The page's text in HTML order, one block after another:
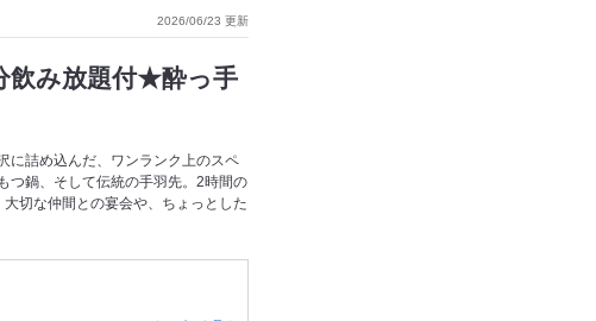
2026/06/23 更新
飲み放題付★酔っ手
に詰め込んだ、ワンランク上のスペ
つ鍋、そして伝統の手羽先。2時間の
切な仲間との宴会や、ちょっとした